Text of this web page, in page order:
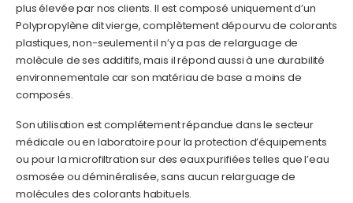
plus élevée par nos clients. Il est composé uniquement d’un
Polypropylène dit vierge, complètement dépourvu de colorants
plastiques, non-seulement il n’y a pas de relarguage de
molècule de ses additifs, mais il répond aussi à une durabilité
environnementale car son matériau de base a moins de
composés.
Son utilisation est complétement répandue dans le secteur
médicale ou en laboratoire pour la protection d’équipements
ou pour la microfiltration sur des eaux purifiées telles que l’eau
osmosée ou déminéralisée, sans aucun relarguage de
molécules des colorants habituels.